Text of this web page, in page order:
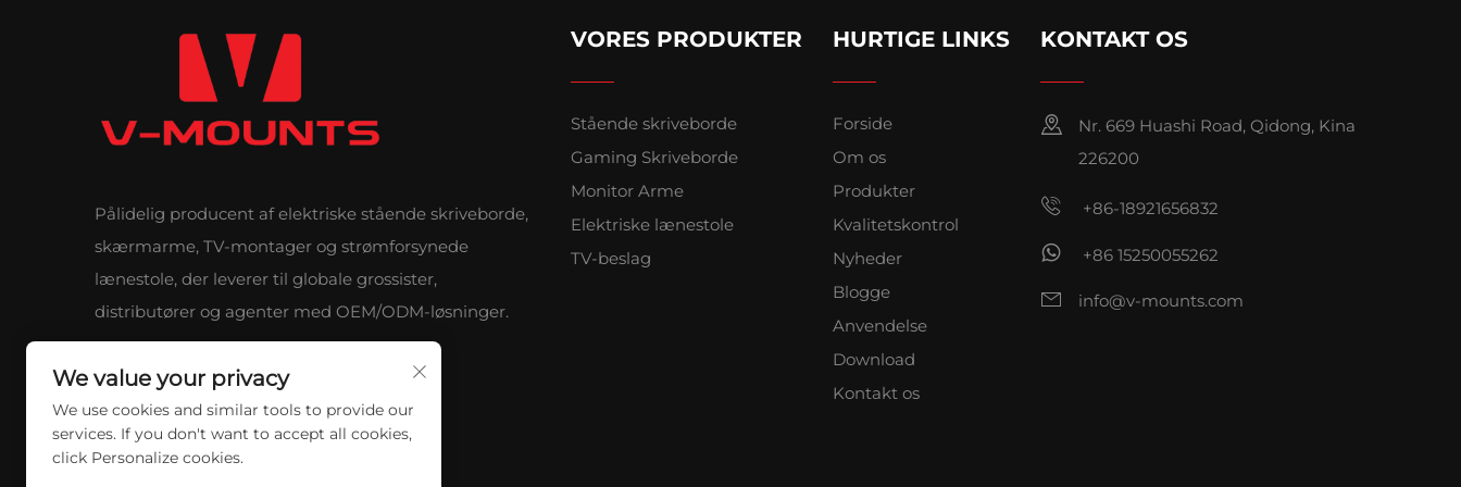
Pålidelig producent af elektriske stående skriveborde,
skærmarme, TV-montager og strømforsynede
lænestole, der leverer til globale grossister,
distributører og agenter med OEM/ODM-løsninger.
VORES PRODUKTER
Stående skriveborde
Gaming Skriveborde
Monitor Arme
Elektriske lænestole
TV-beslag
HURTIGE LINKS
Forside
Om os
Produkter
Kvalitetskontrol
Nyheder
Blogge
Anvendelse
Download
Kontakt os
KONTAKT OS
Nr. 669 Huashi Road, Qidong, Kina
226200
+86-18921656832
+86 15250055262
info@v-mounts.com
We value your privacy
We use cookies and similar tools to provide our
services. If you don't want to accept all cookies,
click Personalize cookies.